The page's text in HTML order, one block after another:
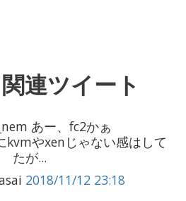
関連ツイート
あー、fc2かぁ
kvmやxenじゃない感はして
たが...
2018/11/12 23:18